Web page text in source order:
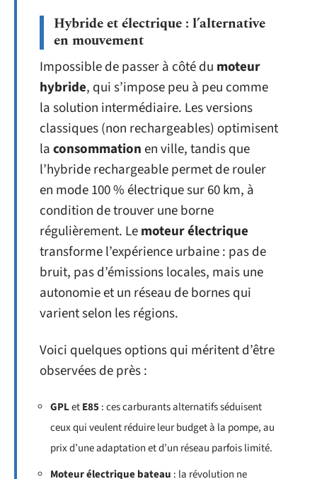
Hybride et électrique : l’alternative
en mouvement
Impossible de passer à côté du moteur
hybride, qui s’impose peu à peu comme
la solution intermédiaire. Les versions
classiques (non rechargeables) optimisent
laconsommationen ville, tandis que
l’hybride rechargeable permet de rouler
en mode 100 % électrique sur 60 km, à
condition de trouver une borne
régulièrement. Lemoteur électrique
transforme l’expérience urbaine : pas de
bruit, pas d’émissions locales, mais une
autonomie et un réseau de bornes qui
varient selon les régions.
Voici quelques options qui méritent d’être
observées de près :
GPLetE85: ces carburants alternatifs séduisent
ceux qui veulent réduire leur budget à la pompe, au
prix d’une adaptation et d’un réseau parfois limité.
Moteur électrique bateau : la révolution ne